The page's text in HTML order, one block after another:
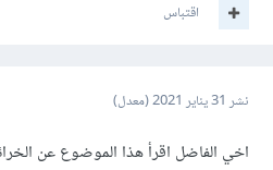
اقتباس
نشر 31 يناير 2021 (معدل)